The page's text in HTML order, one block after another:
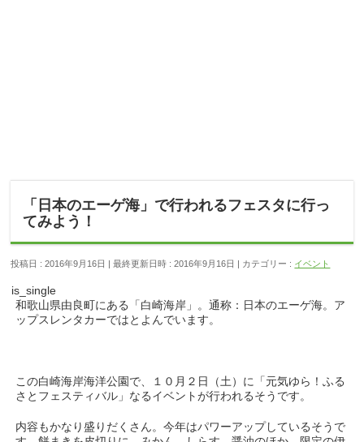
「日本のエーゲ海」で行われるフェスタに行っ
てみよう！
投稿日 : 2016年9月16日 最終更新日時 : 2016年9月16日 カテゴリー : イベント
is_single
和歌山県由良町にある「白崎海岸」。通称：日本のエーゲ海。ア
ップスレンタカーではとよんでいます。
この白崎海岸海洋公園で、１０月２日（土）に「元気ゆら！ふる
さとフェスティバル」なるイベントが行われるそうです。
内容もかなり盛りだくさん。今年はパワーアップしているそうで